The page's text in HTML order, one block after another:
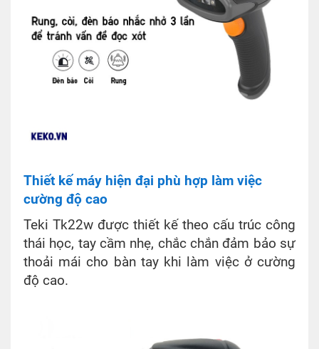
Thiết kế máy hiện đại phù hợp làm việc
cường độ cao
Teki Tk22w được thiết kế theo cấu trúc công
thái học, tay cầm nhẹ, chắc chắn đảm bảo sự
thoải mái cho bàn tay khi làm việc ở cường
độ cao.